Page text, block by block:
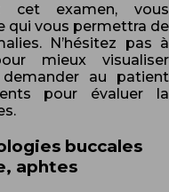
cet examen, vous
qui vous permettra de
N’hésitez pas à
mieux visualiser
au patient
pour évaluer la
buccales
aphtes